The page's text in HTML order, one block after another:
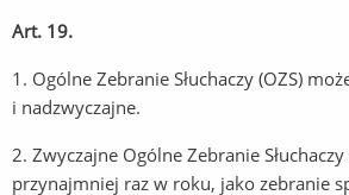
Art. 19.
1. Ogólne Zebranie Słuchaczy (OZS)
i nadzwyczajne.
2. Zwyczajne Ogólne Zebranie
przynajmniej raz w roku, jako zebranie